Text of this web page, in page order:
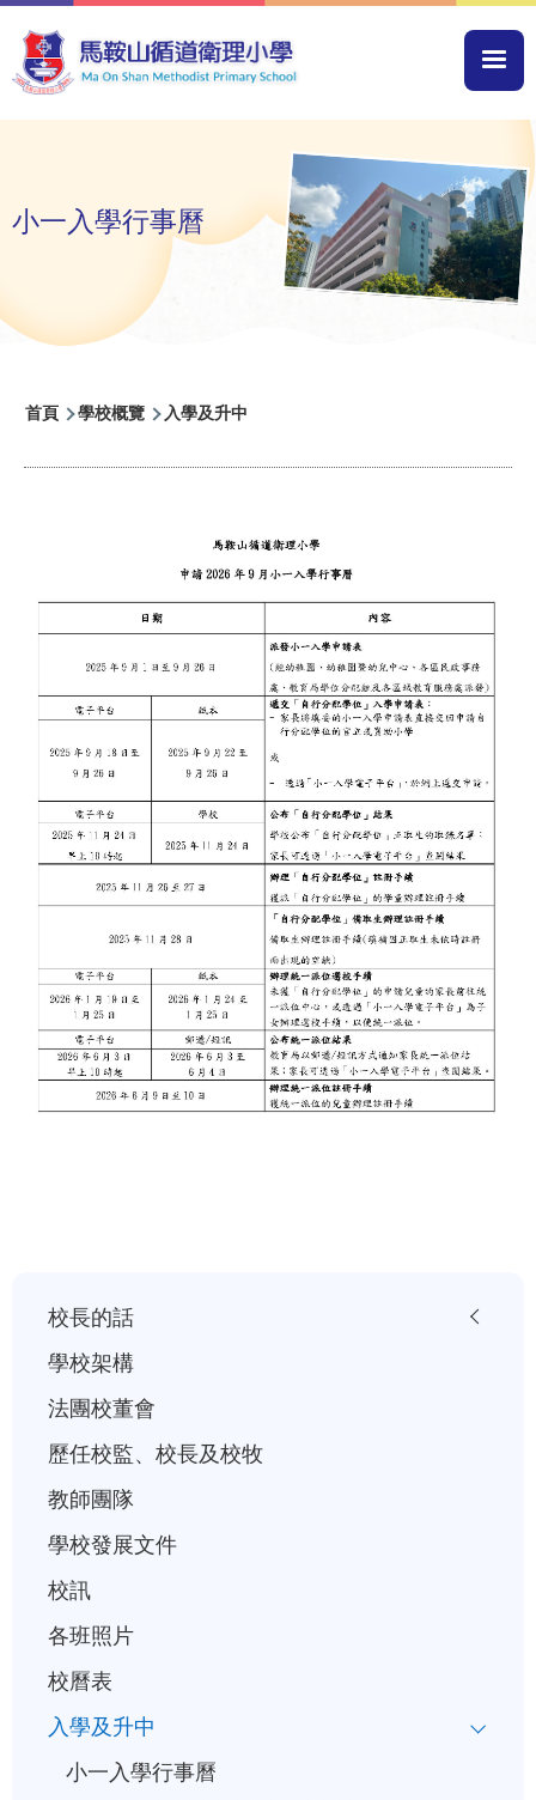
移至主內容
小一入學行事曆
導
連
首頁 學校概覽 入學及升中
校長的話
學校架構
法團校董會
歷任校監、校長及校牧
教師團隊
學校發展文件
校訊
各班照片
校曆表
入學及升中
小一入學行事曆